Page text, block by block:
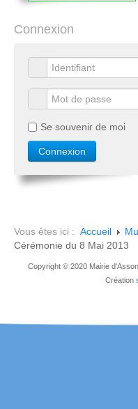
Connexion
Se souvenir de moi
Vous êtes ici : Accueil
Cérémonie du 8 Mai 2013
Copyright © 2020 Mairie
Création